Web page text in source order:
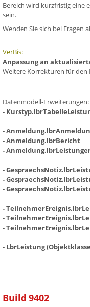
Bereich wird kurzfristig
sein.
Wenden Sie sich bei Fragen
VerBis:
Anpassung an
Weitere Korrekturen für
Datenmodell-Erweiterungen:
-
-
- Anmeldung.lbrBericht
-
-
-
-
-
-
-
- LbrLeistung
Build 9402